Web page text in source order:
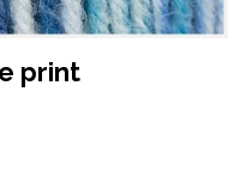
print